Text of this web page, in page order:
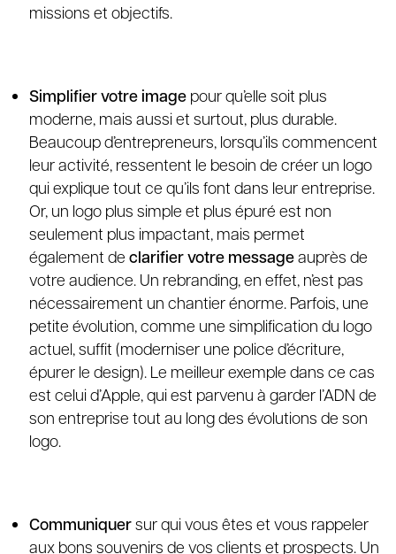
missions et objectifs.
Simplifier votre image pour qu’elle soit plus
moderne, mais aussi et surtout, plus durable.
Beaucoup d’entrepreneurs, lorsqu’ils commencent
leur activité, ressentent le besoin de créer un logo
qui explique tout ce qu’ils font dans leur entreprise.
Or, un logo plus simple et plus épuré est non
seulement plus impactant, mais permet
également de clarifier votre messageauprès de
votre audience. Un rebranding, en effet, n’est pas
nécessairement un chantier énorme. Parfois, une
petite évolution, comme une simplification du logo
actuel, suffit (moderniser une police d’écriture,
épurer le design). Le meilleur exemple dans ce cas
est celui d’Apple, qui est parvenu à garder l’ADN de
son entreprise tout au long des évolutions de son
logo.
Communiquersur qui vous êtes et vous rappeler
aux bons souvenirs de vos clients et prospects. Un